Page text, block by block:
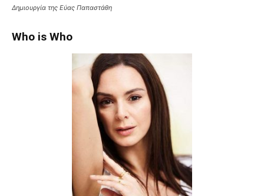
Δημιουργία της Εύας Παπαστάθη
Who is Who